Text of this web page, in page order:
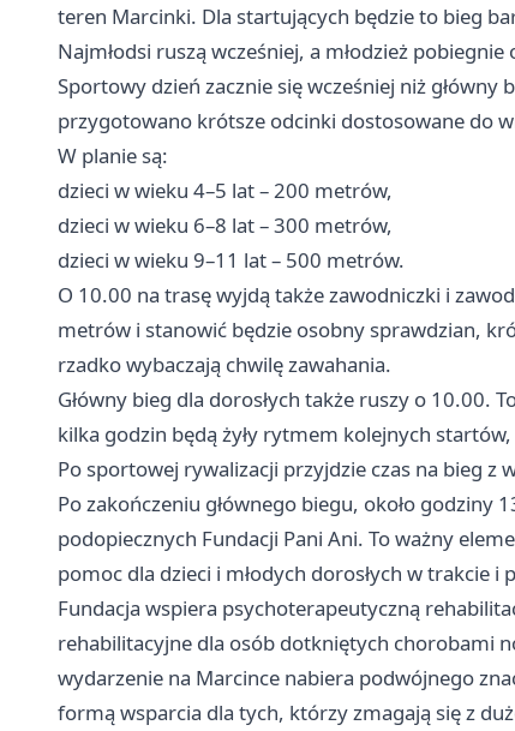
teren Marcinki. Dla startujących będzie to bieg
Najmłodsi ruszą wcześniej, a młodzież
Sportowy dzień zacznie się wcześniej niż
przygotowano krótsze odcinki dostosowane do
W planie są:
dzieci w wieku 4–5 lat – 200 metrów,
dzieci w wieku 6–8 lat – 300 metrów,
dzieci w wieku 9–11 lat – 500 metrów.
O 10.00 na trasę wyjdą także zawodniczki i
metrów i stanowić będzie osobny sprawdzian,
rzadko wybaczają chwilę zawahania.
Główny bieg dla dorosłych także ruszy o 10.00.
kilka godzin będą żyły rytmem kolejnych
Po sportowej rywalizacji przyjdzie czas na bieg z
Po zakończeniu głównego biegu, około godziny
podopiecznych Fundacji Pani Ani. To ważny
pomoc dla dzieci i młodych dorosłych w trakcie i
Fundacja wspiera psychoterapeutyczną
rehabilitacyjne dla osób dotkniętych chorobami
wydarzenie na Marcince nabiera podwójnego
formą wsparcia dla tych, którzy zmagają się z